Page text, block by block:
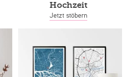
Hochzeit
Jetzt stöbern